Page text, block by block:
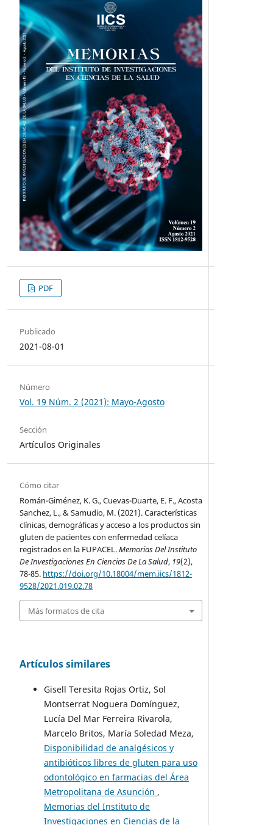
PDF
Publicado
2021-08-01
Número
Vol. 19 Núm. 2 (2021): Mayo-Agosto
Sección
Artículos Originales
Cómo citar
Román-Giménez, K. G., Cuevas-Duarte, E. F., Acosta
Sanchez, L., & Samudio, M. (2021). Características
clínicas, demográficas y acceso a los productos sin
gluten de pacientes con enfermedad celíaca
registrados en la FUPACEL.Memorias Del Instituto
De Investigaciones En Ciencias De La Salud, 19(2),
78-85. https://doi.org/10.18004/mem.iics/1812-
9528/2021.019.02.78
Más formatos de cita
Artículos similares
Gisell Teresita Rojas Ortiz, Sol
Montserrat Noguera Domínguez,
Lucía Del Mar Ferreira Rivarola,
Marcelo Britos, María Soledad Meza,
Disponibilidad de analgésicos y
antibióticos libres de gluten para uso
odontológico en farmacias del Área
Metropolitana de Asunción ,
Memorias del Instituto de
Investigaciones en Ciencias de la